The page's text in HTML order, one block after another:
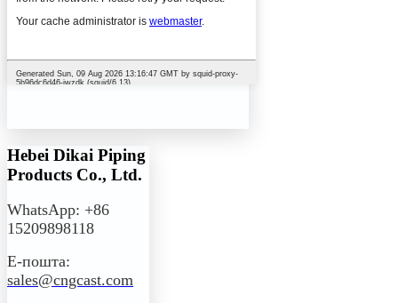
Hebei Dikai Piping
Products Co., Ltd.
WhatsApp: +86
15209898118
Е-пошта:
sales@cngcast.com